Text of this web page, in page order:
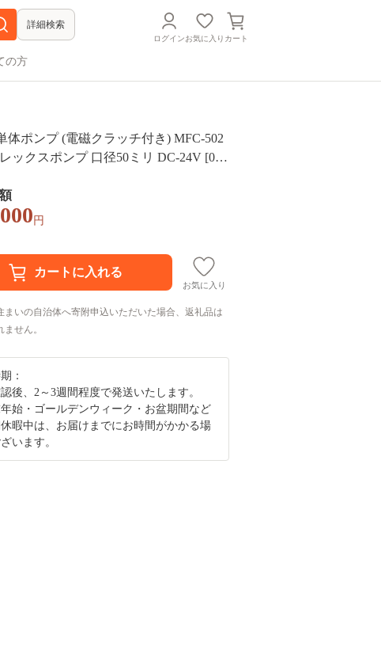
詳細検索
ログインお気に入り カート
の方
体ポンプ (電磁クラッチ付き) MFC-502
ックスポンプ 口径50ミリ DC-24V [092
円
お気に入り
まいの自治体へ寄附申込いただいた場合、返礼品は
せん。
：
後、2～3週間程度で発送いたします。
始・ゴールデンウィーク・お盆期間など
暇中は、お届けまでにお時間がかかる場
います。